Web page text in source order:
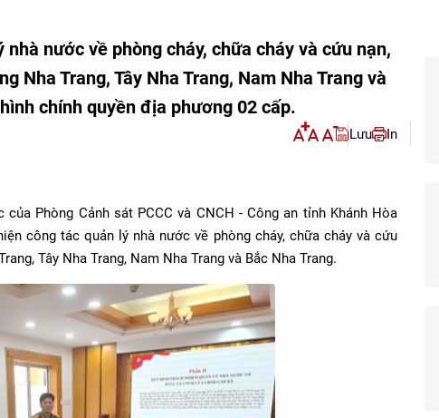
nước về phòng cháy, chữa cháy và cứu nạn,
Nha Trang, Tây Nha Trang, Nam Nha Trang và
chính quyền địa phương 02 cấp.
Lưu In
Phòng Cảnh sát PCCC và CNCH - Công an tỉnh Khánh Hòa
công tác quản lý nhà nước về phòng cháy, chữa cháy và cứu
Tây Nha Trang, Nam Nha Trang và Bắc Nha Trang.